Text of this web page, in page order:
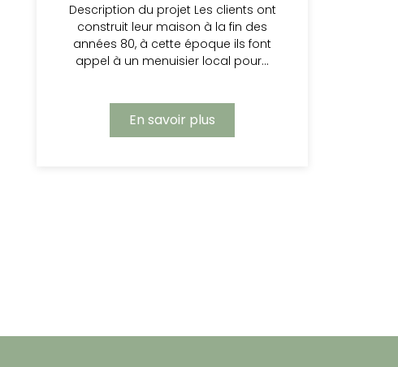
Description du projet Les clients ont
construit leur maison à la fin des
années 80, à cette époque ils font
appel à un menuisier local pour…
En savoir plus